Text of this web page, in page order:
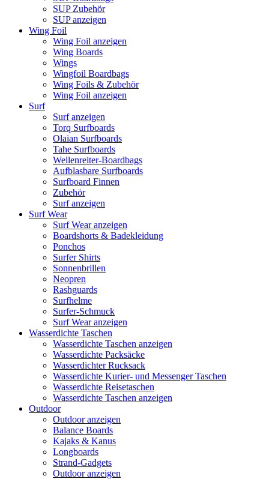
SUP Zubehör
SUP anzeigen
Wing Foil
Wing Foil anzeigen
Wing Boards
Wings
Wingfoil Boardbags
Wing Foils & Zubehör
Wing Foil anzeigen
Surf
Surf anzeigen
Torq Surfboards
Olaian Surfboards
Tahe Surfboards
Wellenreiter-Boardbags
Aufblasbare Surfboards
Surfboard Finnen
Zubehör
Surf anzeigen
Surf Wear
Surf Wear anzeigen
Boardshorts & Badekleidung
Ponchos
Surfer Shirts
Sonnenbrillen
Neopren
Rashguards
Surfhelme
Surfer-Schmuck
Surf Wear anzeigen
Wasserdichte Taschen
Wasserdichte Taschen anzeigen
Wasserdichte Packsäcke
Wasserdichter Rucksack
Wasserdichte Kurier- und Messenger Taschen
Wasserdichte Reisetaschen
Wasserdichte Taschen anzeigen
Outdoor
Outdoor anzeigen
Balance Boards
Kajaks & Kanus
Longboards
Strand-Gadgets
Outdoor anzeigen